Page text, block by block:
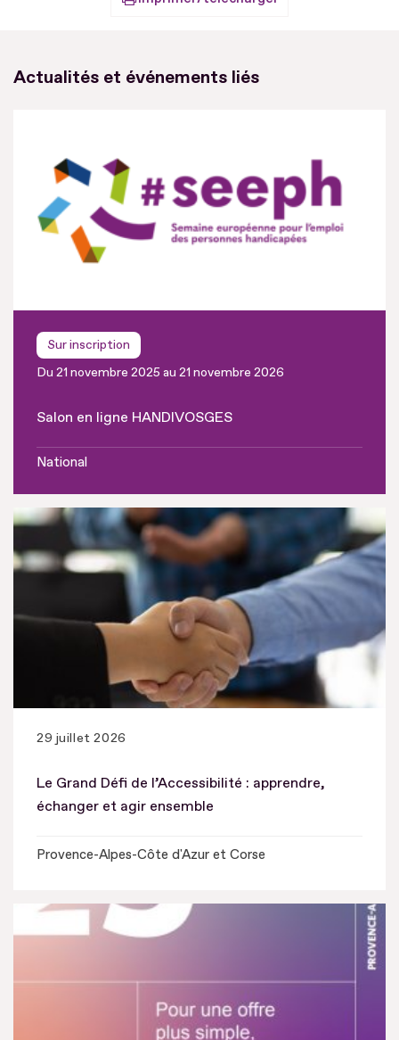
Actualités et événements liés
Sur inscription
Du 21 novembre 2025 au 21 novembre 2026
Salon en ligne HANDIVOSGES
National
29 juillet 2026
Le Grand Défi de l’Accessibilité : apprendre,
échanger et agir ensemble
Provence-Alpes-Côte d'Azur et Corse